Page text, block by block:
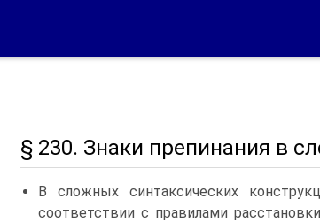
§ 230. Знаки препинания в
В сложных синтаксических
соответствии с правилами